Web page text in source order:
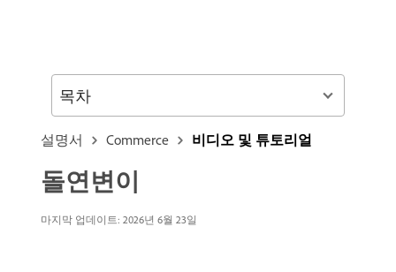
설명서 Commerce 비디오 및 튜토리얼
돌연변이
마지막 업데이트: 2026년 6월 23일
목차